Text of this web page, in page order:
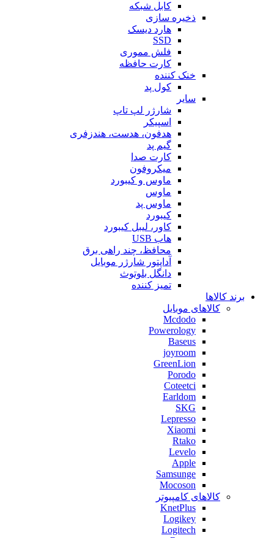
کابل شبکه
ذخیره سازی
هارد دیسک
SSD
فلش مموری
کارت حافظه
خنک کننده
کول پد
سایر
شارژر لپ تاپ
اسپیکر
هدفون، هدست، هندزفری
گیم پد
کارت صدا
میکروفون
ماوس و کیبورد
ماوس
ماوس پد
کیبورد
کاور، لیبل کیبورد
هاب USB
محافظ، چند راهی برق
آداپتور شارژر موبایل
دانگل بلوتوث
تمیز کننده
برند کالاها
کالاهای موبایل
Mcdodo
Powerology
Baseus
joyroom
GreenLion
Porodo
Coteetci
Earldom
SKG
Lepresso
Xiaomi
Rtako
Levelo
Apple
Samsunge
Mocoson
کالاهای کامپیوتر
KnetPlus
Logikey
Logitech